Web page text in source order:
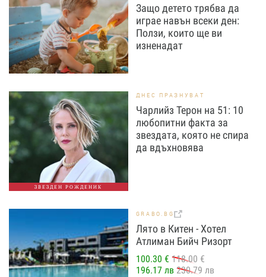
Защо детето трябва да
играе навън всеки ден:
Ползи, които ще ви
изненадат
ЗВЕЗДЕН РОЖДЕНИК
ДНЕС ПРАЗНУВАТ
Чарлийз Терон на 51: 10
любопитни факта за
звездата, която не спира
да вдъхновява
GRABO.BG
Лято в Китен - Хотел
Атлиман Бийч Ризорт
100.30 € 118.00 €
196.17 лв 230.79 лв